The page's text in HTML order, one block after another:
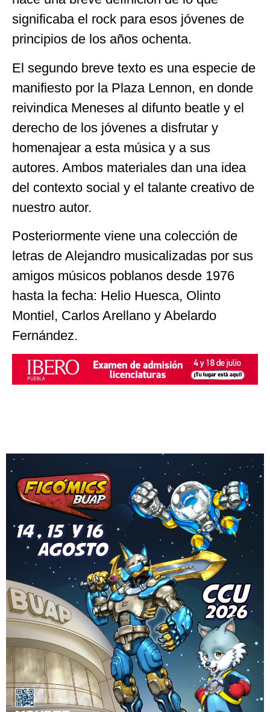
significaba el rock para esos jóvenes de
principios de los años ochenta.
El segundo breve texto es una especie de
manifiesto por la Plaza Lennon, en donde
reivindica Meneses al difunto beatle y el
derecho de los jóvenes a disfrutar y
homenajear a esta música y a sus
autores. Ambos materiales dan una idea
del contexto social y el talante creativo de
nuestro autor.
Posteriormente viene una colección de
letras de Alejandro musicalizadas por sus
amigos músicos poblanos desde 1976
hasta la fecha: Helio Huesca, Olinto
Montiel, Carlos Arellano y Abelardo
Fernández.